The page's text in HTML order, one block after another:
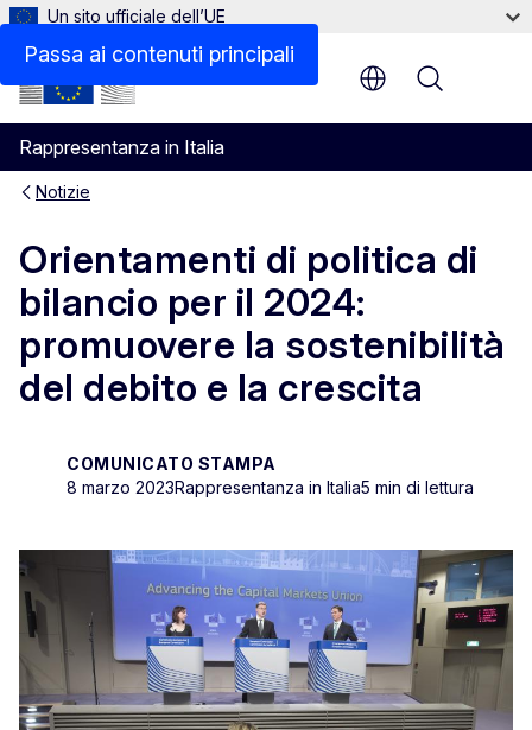
Passa ai contenuti principali
Un sito ufficiale dell’UE
Rappresentanza in Italia
Menu
Notizie
Orientamenti di politica di
bilancio per il 2024:
promuovere la sostenibilità
del debito e la crescita
COMUNICATO STAMPA
8 marzo 2023Rappresentanza in Italia5 min di lettura